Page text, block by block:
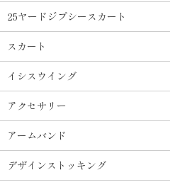
25ヤードジプシースカート
スカート
イシスウイング
アクセサリー
アームバンド
デザインストッキング